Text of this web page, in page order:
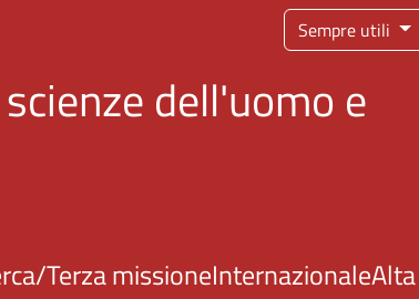
Sempre utili
dell'uomo e
Terza missioneInternazionale